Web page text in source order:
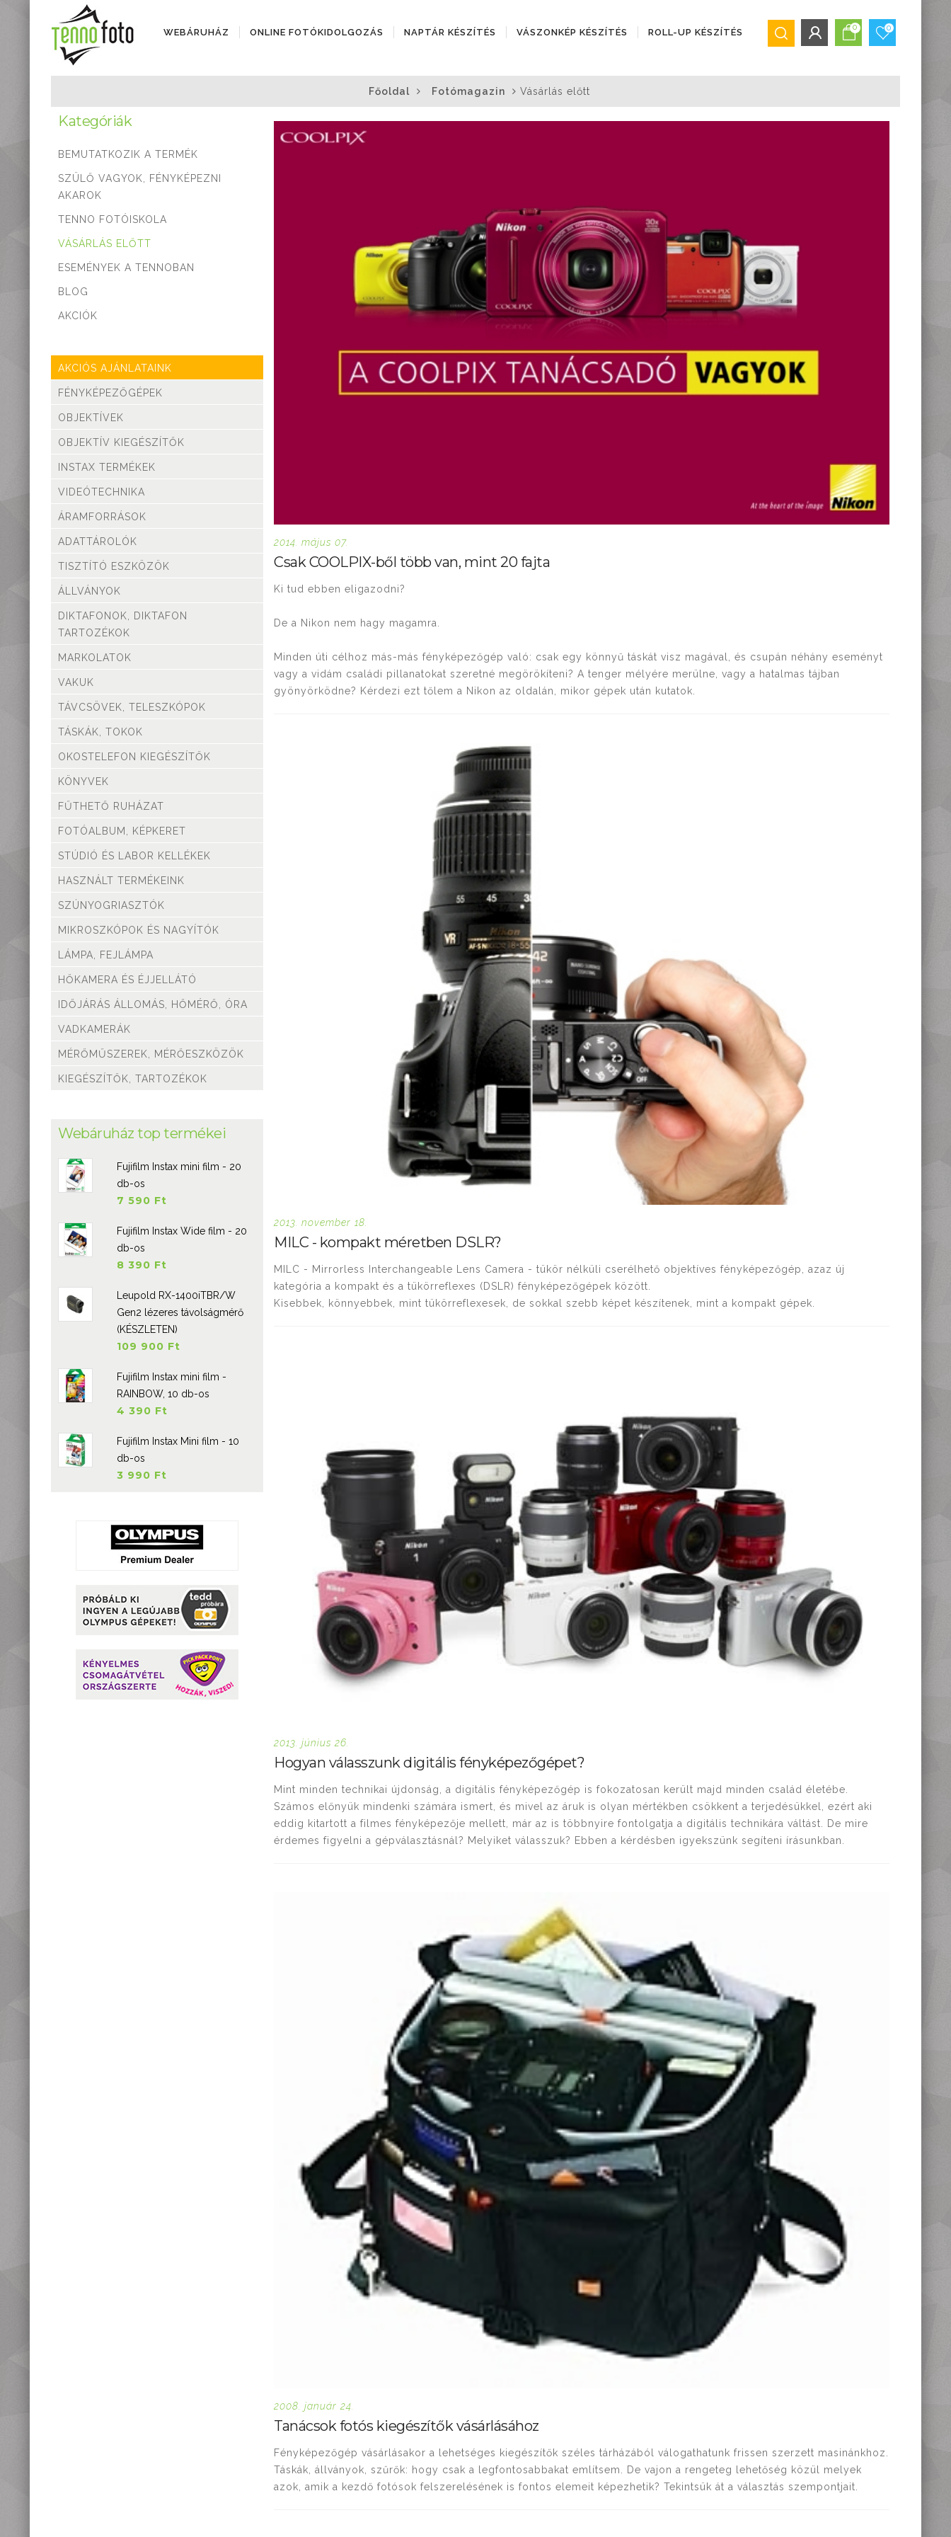
WEBÁRUHÁZ
Objektívek
Videótechnika
Áramforrások
tartozékok
kiegészítők
Stúdió és labor
Hőkamera és éjjellátó
Vadkamerák
ONLINE FOTÓKIDOLGOZÁS NAPTÁR KÉSZÍTÉS VÁSZONKÉP KÉSZÍTÉS ROLL-UP KÉSZÍTÉS
Bejelentkezés
Regisztráció
0 0
Főoldal Fotómagazin Vásárlás előtt
2014. május 07.
Csak COOLPIX-ből több van, mint 20 fajta
Ki tud ebben eligazodni?
De a Nikon nem hagy magamra.
Minden úti célhoz más-más fényképezőgép való: csak egy könnyű táskát visz magával, és csupán néhány eseményt
vagy a vidám családi pillanatokat szeretné megörökíteni? A tenger mélyére merülne, vagy a hatalmas tájban
gyönyörködne? Kérdezi ezt tőlem a Nikon az oldalán, mikor gépek után kutatok.
2013. november 18.
MILC - kompakt méretben DSLR?
MILC - Mirrorless Interchangeable Lens Camera - tükör nélküli cserélhető objektíves fényképezőgép, azaz új
kategória a kompakt és a tükörreflexes (DSLR) fényképezőgépek között.
Kisebbek, könnyebbek, mint tükörreflexesek, de sokkal szebb képet készítenek, mint a kompakt gépek.
2013. június 26.
Hogyan válasszunk digitális fényképezőgépet?
Mint minden technikai újdonság, a digitális fényképezőgép is fokozatosan került majd minden család életébe.
Számos előnyük mindenki számára ismert, és mivel az áruk is olyan mértékben csökkent a terjedésükkel, ezért aki
eddig kitartott a filmes fényképezője mellett, már az is többnyire fontolgatja a digitális technikára váltást. De mire
érdemes figyelni a gépválasztásnál? Melyiket válasszuk? Ebben a kérdésben igyekszünk segíteni írásunkban.
2008. január 24.
Tanácsok fotós kiegészítők vásárlásához
Fényképezőgép vásárlásakor a lehetséges kiegészítők széles tárházából válogathatunk frissen szerzett masinánkhoz.
Táskák, állványok, szűrők: hogy csak a legfontosabbakat említsem. De vajon a rengeteg lehetőség közül melyek
azok, amik a kezdő fotósok felszerelésének is fontos elemeit képezhetik? Tekintsük át a választás szempontjait.
Kategóriák
BEMUTATKOZIK A TERMÉK
SZÜLŐ VAGYOK, FÉNYKÉPEZNI
AKAROK
TENNO FOTÓISKOLA
VÁSÁRLÁS ELŐTT
ESEMÉNYEK A TENNOBAN
BLOG
AKCIÓK
AKCIÓS AJÁNLATAINK
FÉNYKÉPEZŐGÉPEK
OBJEKTÍVEK
OBJEKTÍV KIEGÉSZÍTŐK
INSTAX TERMÉKEK
VIDEÓTECHNIKA
ÁRAMFORRÁSOK
ADATTÁROLÓK
TISZTÍTÓ ESZKÖZÖK
ÁLLVÁNYOK
DIKTAFONOK, DIKTAFON
TARTOZÉKOK
MARKOLATOK
VAKUK
TÁVCSÖVEK, TELESZKÓPOK
TÁSKÁK, TOKOK
OKOSTELEFON KIEGÉSZÍTŐK
KÖNYVEK
FŰTHETŐ RUHÁZAT
FOTÓALBUM, KÉPKERET
STÚDIÓ ÉS LABOR KELLÉKEK
HASZNÁLT TERMÉKEINK
SZÚNYOGRIASZTÓK
MIKROSZKÓPOK ÉS NAGYÍTÓK
LÁMPA, FEJLÁMPA
HŐKAMERA ÉS ÉJJELLÁTÓ
IDŐJÁRÁS ÁLLOMÁS, HŐMÉRŐ, ÓRA
VADKAMERÁK
MÉRŐMŰSZEREK, MÉRŐESZKÖZÖK
KIEGÉSZÍTŐK, TARTOZÉKOK
Webáruház top termékei
Fujifilm Instax mini film - 20
db-os
7 590 Ft
Fujifilm Instax Wide film - 20
db-os
8 390 Ft
Leupold RX-1400iTBR/W
Gen2 lézeres távolságmérő
(KÉSZLETEN)
109 900 Ft
Fujifilm Instax mini film -
RAINBOW, 10 db-os
4 390 Ft
Fujifilm Instax Mini film - 10
db-os
3 990 Ft